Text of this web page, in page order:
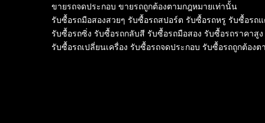
ขายรถจดประกอบ ขายรถถูกต้องตามกฎหมายเท่านั้น
รับซื้อรถมือสองสวยๆ รับซื้อรถสปอร์ต รับซื้อรถหรู รับซื้อรถแ
รับซื้อรถซิ่ง รับซื้อรถกลับสี รับซื้อรถมือสอง รับซื้อรถราคาสูง
รับซื้อรถเปลี่ยนเครื่อง รับซื้อรถจดประกอบ รับซื้อรถถูกต้อง